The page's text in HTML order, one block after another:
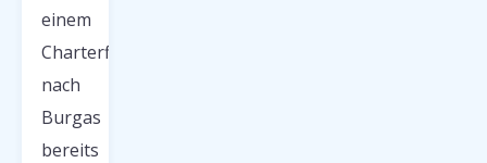
einem
Charterflug
nach
Burgas
bereits